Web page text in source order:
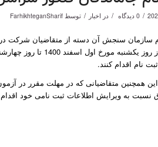
/ 0 دیدگاه / در اخبار / توسط FarhikhteganSharif
سازمان سنجش آن دسته از متقاضیان شرکت
نام اقدام کنند.
نسبت به ویرایش اطلاعات ثبت نامی خود اقدام